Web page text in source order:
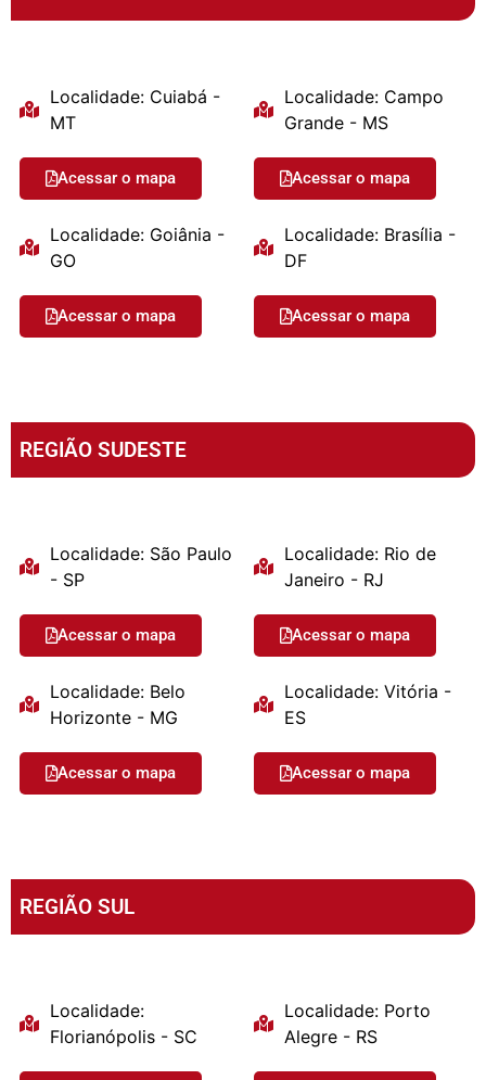
Localidade: Cuiabá -
MT
Acessar o mapa
Localidade: Campo
Grande - MS
Acessar o mapa
Localidade: Goiânia -
GO
Acessar o mapa
Localidade: Brasília -
DF
Acessar o mapa
REGIÃO SUDESTE
Localidade: São Paulo
- SP
Acessar o mapa
Localidade: Rio de
Janeiro - RJ
Acessar o mapa
Localidade: Belo
Horizonte - MG
Acessar o mapa
Localidade: Vitória -
ES
Acessar o mapa
REGIÃO SUL
Localidade:
Florianópolis - SC
Localidade: Porto
Alegre - RS